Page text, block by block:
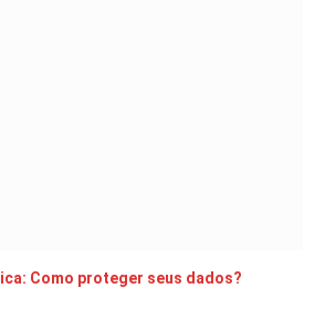
Como proteger seus dados?